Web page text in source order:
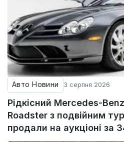
Авто Новини 3 серпня 2026
Рідкісний Mercedes-
Roadster з подвійним
продали на аукціоні за